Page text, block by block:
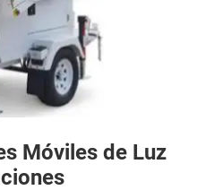
Móviles de Luz